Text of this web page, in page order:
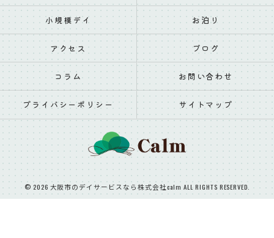
小規模デイ お泊り
アクセス ブログ
コラム お問い合わせ
プライバシーポリシー サイトマップ
© 2026 大阪市のデイサービスなら株式会社calm ALL RIGHTS RESERVED.